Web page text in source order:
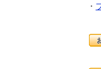
・